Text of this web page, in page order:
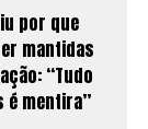
por que
mantidas
“Tudo
é mentira”